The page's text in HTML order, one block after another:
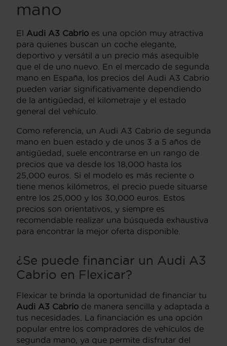
mano
El Audi A3 Cabrio es una opción muy atractiva
para quienes buscan un coche elegante,
deportivo y versátil a un precio más asequible
que el de uno nuevo. En el mercado de segunda
mano en España, los precios del Audi A3 Cabrio
pueden variar significativamente dependiendo
de la antigüedad, el kilometraje y el estado
general del vehículo.
Como referencia, un Audi A3 Cabrio de segunda
mano en buen estado y de unos 3 a 5 años de
antigüedad, suele encontrarse en un rango de
precios que va desde los 18,000 hasta los
25,000 euros. Si el modelo es más reciente o
tiene menos kilómetros, el precio puede situarse
entre los 25,000 y los 30,000 euros. Estos
precios son orientativos, y siempre es
recomendable realizar una búsqueda exhaustiva
para encontrar la mejor oferta disponible.
¿Se puede financiar un Audi A3
Cabrio en Flexicar?
Flexicar te brinda la oportunidad de financiar tu
Audi A3 Cabrio de manera sencilla y adaptada a
tus necesidades. La financiación es una opción
popular entre los compradores de vehículos de
segunda mano, ya que permite disfrutar del